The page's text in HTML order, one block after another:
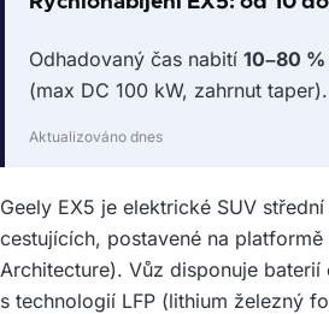
Odhadovaný čas nabití 10–80 %
(max DC 100 kW, zahrnut taper).
Aktualizováno dnes
Geely EX5 je elektrické SUV
cestujících, postavené na
Architecture). Vůz disponuje
s technologií LFP (lithium železný